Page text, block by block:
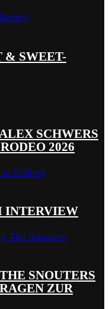
& SWEET-
SCHWERS
2026
INTERVIEW
SNOUTERS
ZUR